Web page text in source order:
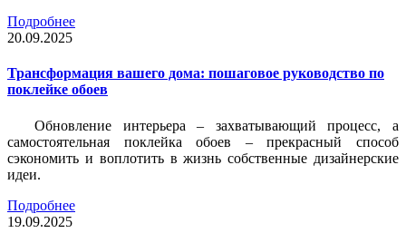
Подробнее
20.09.2025
Трансформация вашего дома: пошаговое руководство по
поклейке обоев
Обновление интерьера – захватывающий процесс, а
самостоятельная поклейка обоев – прекрасный способ
сэкономить и воплотить в жизнь собственные дизайнерские
идеи.
Подробнее
19.09.2025